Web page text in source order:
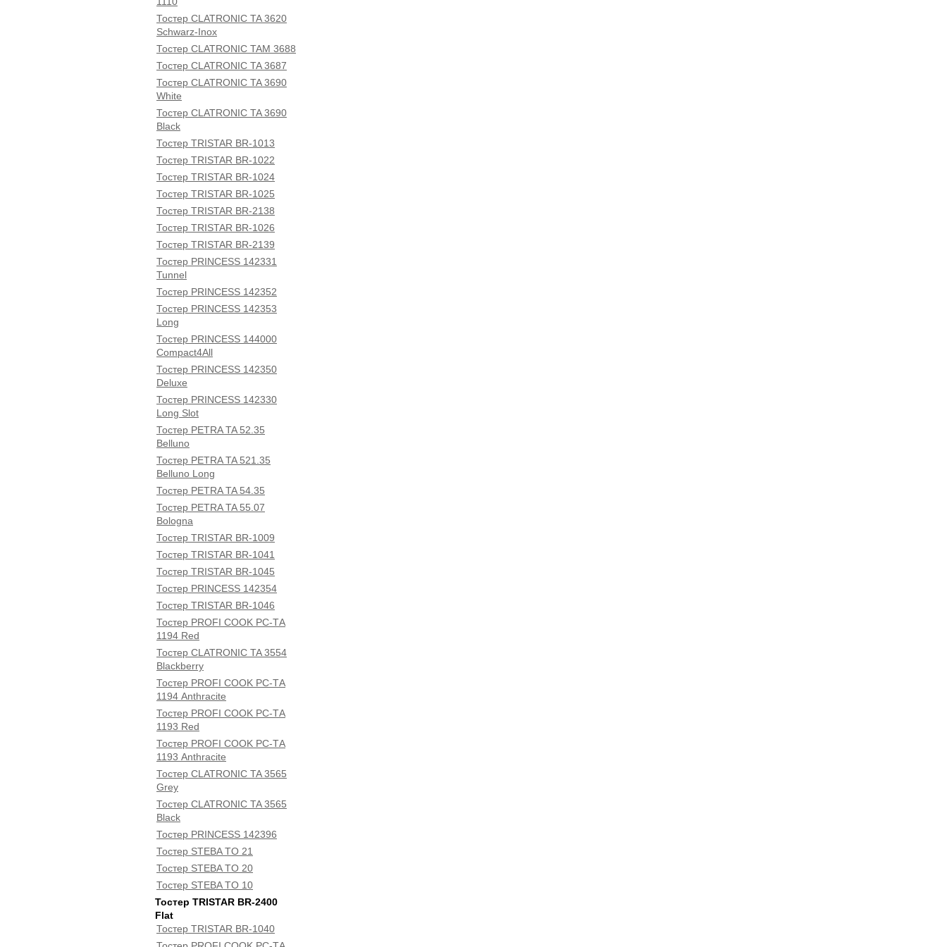
Тостер CLATRONIC TA 3620
Schwarz-Inox
Тостер CLATRONIC TAM 3688
Тостер CLATRONIC TA 3687
Тостер CLATRONIC TA 3690
White
Тостер CLATRONIC TA 3690
Black
Тостер TRISTAR BR-1013
Тостер TRISTAR BR-1022
Тостер TRISTAR BR-1024
Тостер TRISTAR BR-1025
Тостер TRISTAR BR-2138
Тостер TRISTAR BR-1026
Тостер TRISTAR BR-2139
Тостер PRINCESS 142331
Tunnel
Тостер PRINCESS 142352
Тостер PRINCESS 142353
Long
Тостер PRINCESS 144000
Compact4All
Тостер PRINCESS 142350
Deluxe
Тостер PRINCESS 142330
Long Slot
Тостер PETRA TA 52.35
Belluno
Тостер PETRA TA 521.35
Belluno Long
Тостер PETRA TA 54.35
Тостер PETRA TA 55.07
Bologna
Тостер TRISTAR BR-1009
Тостер TRISTAR BR-1041
Тостер TRISTAR BR-1045
Тостер PRINCESS 142354
Тостер TRISTAR BR-1046
Тостер PROFI COOK PC-TА
1194 Red
Тостер CLATRONIC TA 3554
Blackberry
Тостер PROFI COOK PC-TА
1194 Anthracite
Тостер PROFI COOK PC-TА
1193 Red
Тостер PROFI COOK PC-TА
1193 Anthracite
Тостер CLATRONIC TA 3565
Grey
Тостер CLATRONIC TA 3565
Black
Тостер PRINCESS 142396
Тостер STEBA TO 21
Тостер STEBA TO 20
Тостер STEBA TO 10
Тостер TRISTAR BR-2400
Flat
Тостер TRISTAR BR-1040